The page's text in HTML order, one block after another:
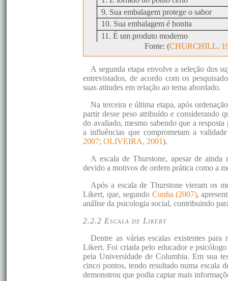
9. Sua embalagem protege o sabor
10. Sua embalagem é bonita
11. É um produto moderno
Fonte: (CHURCHILL,
A segunda etapa envolve a seleção dos
entrevistados, de acordo com os
suas atitudes em relação ao tema abordado.
Na terceira e última etapa, após
partir desse peso atribuído e considerando
do avaliado, mesmo sabendo que a
a influências que comprometam a
2007;OLIVEIRA, 2001).
A escala de Thurstone, apesar de
devido a motivos de ordem prática como a
Após a escala de Thurstone vieram os
Likert, que, segundo Cunha (2007),
análise da psicologia social, contribuindo
2.2.2 Escala de Likert
Dentre as várias escalas existentes
Likert. Foi criada pelo educador e
pela Universidade de Columbia. Em sua
cinco pontos, tendo resultado numa escala
demonstrou que podia captar mais